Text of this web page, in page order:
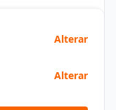
Alterar
Alterar